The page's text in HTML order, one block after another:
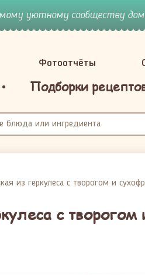
уютному сообществу
Фотоотчёты
Подборки
из геркулеса с творогом и
с